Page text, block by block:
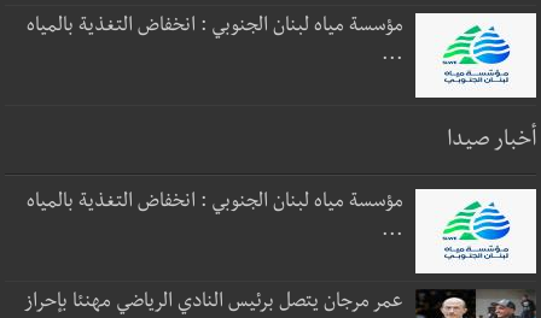
مؤسسة مياه لبنان الجنوبي : انخفاض التغذية بالمياه
...
أخبار صيدا
مؤسسة مياه لبنان الجنوبي : انخفاض التغذية بالمياه
...
عمر مرجان يتصل برئيس النادي الرياضي مهنئا بإحراز